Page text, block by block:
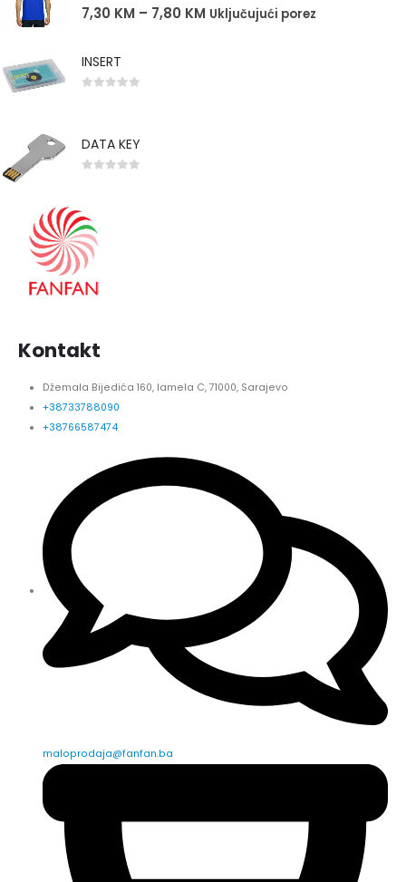
0out of 5
7,30 KM – 7,80 KM Uključujući porez
INSERT
DATA KEY
Kontakt
Džemala Bijedića 160, lamela C, 71000, Sarajevo
+38733788090
+38766587474
maloprodaja@fanfan.ba